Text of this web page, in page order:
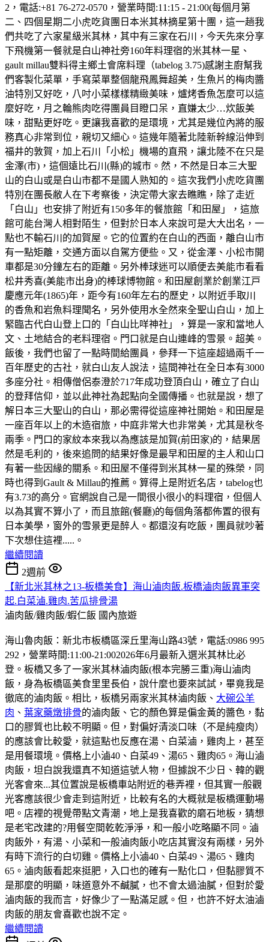
2，電話:+81 76-272-0570，營業時間:11:15 - 21:00(每個月第
二、四個星期二小虎吃貨團日本米其林摘星第十團，這一趟我
們共吃了六家星級米其林，其中有三家在石川，今天先來分享
下飛機第一餐就是白山神社旁160年料理宿的米其林一星、
gault millau雙料得主鄉土會席料理（tabelog 3.75)感謝主廚幫我
們客製化菜單，手寫菜單整個龍飛鳳舞超美，生魚片的梅肉醬
油特別又好吃，八吋小菜樣樣精緻美味，爐烤香魚怎麼可以這
麼好吃，月之輪熊肉吃得團員目瞪口呆，直嫌太少…炊飯美
味，甜點更好吃。更讓我喜歡的是環境，尤其是幾位內將的服
務真心非常到位，親切又細心。這幾年隨著北陸新幹線沿伸到
福井的敦賀，加上石川「小松」機場的直飛，讓北陸不在只是
金澤(市)，這個遠比石川(縣)的城市。然，不然是日本三大聖
山的白山或是白山市都不是國人熟知的。這次我們小虎吃貨團
特別在團長敝人在下考察後，決定帶大家去瞧瞧，除了走近
「白山」也安排了附近有150多年的餐旅館「和田屋」，這旅
館可能台灣人相對陌生，但對於日本人來說可是大大出名，一
點也不輸石川的加賀屋。它的位置約在白山的西面，離白山市
有一點矩離，交通方面以自駕方便些。又，從金澤、小松市開
車都是30分鐘左右的距離。另外棒球迷可以順便去美能市看看
松井秀喜(美能市出身)的棒球博物館。和田屋創業於創業江戸
慶應元年(1865)年，距今有160年左右的歷史，以附近手取川
的香魚和岩魚料理聞名，另外使用水全然來全聖山白山，加上
緊臨古代白山登上口的「白山比咩神社」，算是一家和當地人
文、土地結合的老料理宿。門口就是白山連峰的雪景。超美。
飯後，我們也留了一點時間給團員，參拜一下這座超過兩千一
百年歷史的古社，就白山友人說法，這間神社在全日本有3000
多座分社。相傳僧侶泰澄於717年成功登頂白山，確立了白山
的登拜信仰，並以此神社為起點向全國傳播。也就是說，想了
解日本三大聖山的白山，那必需得從這座神社開始。和田屋是
一座百年以上的木造宿旅，中庭非常大也非常美，尤其是秋冬
兩季。門口的家紋本來我以為應該是加賀(前田家)的，結果居
然是毛利的，後來追問的結果好像是最早和田屋的主人和山口
有著一些因緣的關系。和田屋不僅得到米其林一星的殊榮，同
時也得到Gault & Millau的推薦。算得上是附近名店，tabelog也
有3.73的高分。官網說自己是一間很小很小的料理宿，但個人
以為其實不算小了，而且旅館(餐廳)的每個角落都佈置的很有
日本美學，窗外的雪景更是醉人。都還沒有吃飯，團員就吵著
下次想住這裡.....。
繼續閱讀
2週前
【新北米其林之13-板橋美食】海山滷肉飯.板橋滷肉飯異軍突
起.白菜滷.雞肉.苦瓜排骨湯
滷肉飯/雞肉飯/蝦仁飯 國內旅遊
海山魯肉飯：新北市板橋區深丘里海山路43號，電話:0986 995
292，營業時間:11:00-21:002026年6月最新入選米其林比必
登。板橋又多了一家米其林滷肉飯(根本完勝三重)海山滷肉
飯，身為板橋區美食里里長伯，說什麼也要來試試，畢竟我是
徹底的滷肉飯。相比，板橋另兩家米其林滷肉飯、 大碗公羊
肉 、 葉家藥燉排骨的滷肉飯、它的顏色算是偏金黃的醬色，黏
口的膠質也比較不明顯。但，對偏好清淡口味（不是純瘦肉）
的應該會比較愛，就這點也反應在湯、白菜滷，雞肉上，甚至
是用餐環境。價格上小滷40、白菜49、湯65、雞肉65。海山滷
肉飯，坦白說我還真不知道這號人物，但據說不少日、韓的觀
光客會來...其位置說是板橋車站附近的巷弄裡，但其實一般觀
光客應該很少會走到這附近，比較有名的大概就是板橋運動場
吧。店裡的視覺帶點文青潮，地上是我喜歡的磨石地板，猜想
是老宅改建的?用餐空間乾乾淨淨，和一般小吃略顯不同。滷
肉飯外，有湯、小菜和一般滷肉飯小吃店其實沒有兩樣，另外
有時下流行的白切雞。價格上小滷40、白菜49、湯65、雞肉
65。滷肉飯看起來挺肥，入口也的確有一點化口，但黏膠質不
是那麼的明顯，味道意外不鹹膩，也不會太過油膩，但對於愛
滷肉飯的我而言，好像少了一點滿足感。但，也許不好太油滷
肉飯的朋友會喜歡也說不定。
繼續閱讀